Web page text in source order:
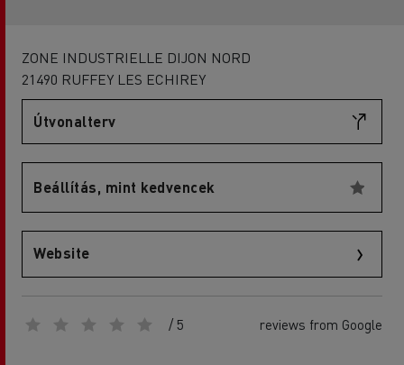
ZONE INDUSTRIELLE DIJON NORD
21490 RUFFEY LES ECHIREY
Útvonalterv
Beállítás, mint kedvencek
Website
/ 5 reviews from Google